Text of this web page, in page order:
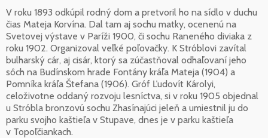
V roku 1893 odkúpil rodný dom a pretvoril ho na sídlo v duchu
čias Mateja Korvína. Dal tam aj sochu matky, ocenenú na
Svetovej výstave v Paríži 1900, či sochu Raneného diviaka z
roku 1902. Organizoval veľké poľovačky. K Stróblovi zavítal
bulharský cár, aj cisár, ktorý sa zúčastňoval odhaľovaní jeho
sôch na Budínskom hrade Fontány kráľa Mateja (1904) a
Pomníka kráľa Štefana (1906). Gróf Ľudovít Károlyi,
celoživotne oddaný rozvoju lesníctva, si v roku 1905 objednal
u Stróbla bronzovú sochu Zhasínajúci jeleň a umiestnil ju do
parku svojho kaštieľa v Stupave, dnes je v parku kaštieľa
v Topoľčiankach.